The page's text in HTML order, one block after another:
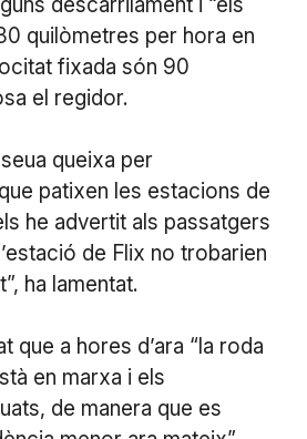
descarrilament i “els
quilòmetres per hora en
fixada són 90
el regidor.
queixa per
que patixen les estacions de
he advertit als passatgers
de Flix no trobarien
ha lamentat.
que a hores d’ara “la roda
en marxa i els
de manera que es